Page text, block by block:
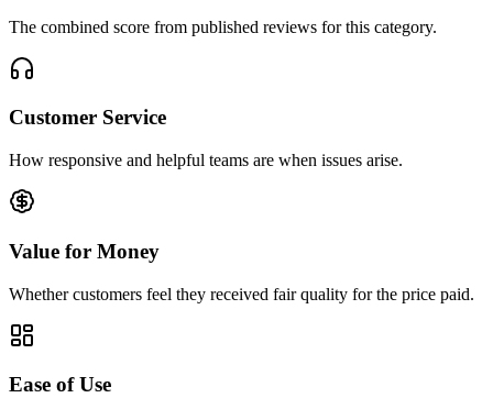
The combined score from published reviews for this category.
Customer Service
How responsive and helpful teams are when issues arise.
Value for Money
Whether customers feel they received fair quality for the price paid.
Ease of Use